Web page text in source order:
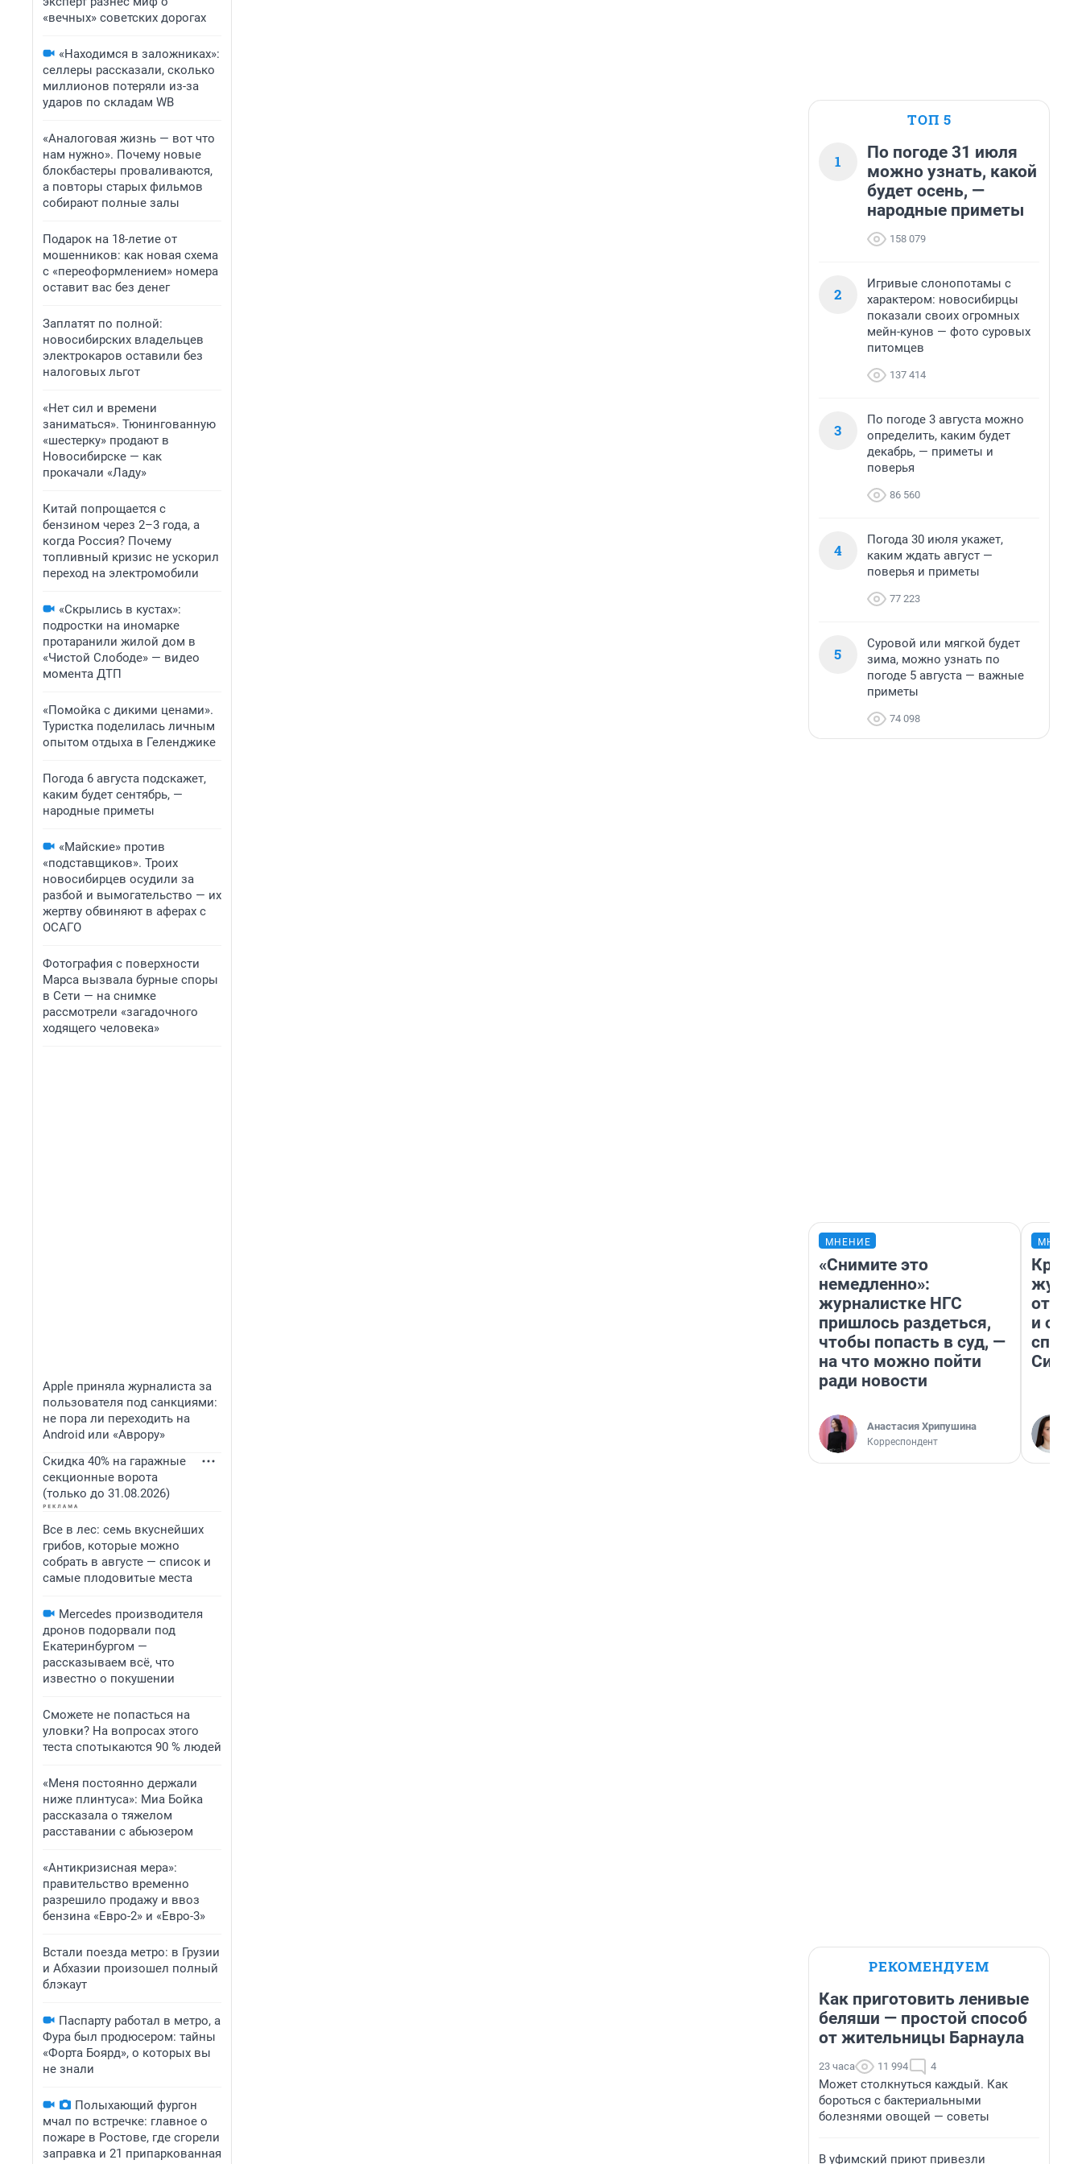
«вечных» советских дорогах
«Находимся в заложниках»:
селлеры рассказали, сколько
миллионов потеряли из-за
ударов по складам WB
«Аналоговая жизнь — вот что
нам нужно». Почему новые
блокбастеры проваливаются,
а повторы старых фильмов
собирают полные залы
Подарок на 18-летие от
мошенников: как новая схема
с «переоформлением» номера
оставит вас без денег
Заплатят по полной:
новосибирских владельцев
электрокаров оставили без
налоговых льгот
«Нет сил и времени
заниматься». Тюнингованную
«шестерку» продают в
Новосибирске — как
прокачали «Ладу»
Китай попрощается с
бензином через 2–3 года, а
когда Россия? Почему
топливный кризис не ускорил
переход на электромобили
«Скрылись в кустах»:
подростки на иномарке
протаранили жилой дом в
«Чистой Слободе» — видео
момента ДТП
«Помойка с дикими ценами».
Туристка поделилась личным
опытом отдыха в Геленджике
Погода 6 августа подскажет,
каким будет сентябрь, —
народные приметы
«Майские» против
«подставщиков». Троих
новосибирцев осудили за
разбой и вымогательство — их
жертву обвиняют в аферах с
ОСАГО
Фотография с поверхности
Марса вызвала бурные споры
в Сети — на снимке
рассмотрели «загадочного
ходящего человека»
Apple приняла журналиста за
пользователя под санкциями:
не пора ли переходить на
Android или «Аврору»
Скидка 40% на гаражные
секционные ворота
(только до 31.08.2026)
Все в лес: семь вкуснейших
грибов, которые можно
собрать в августе — список и
самые плодовитые места
Mercedes производителя
дронов подорвали под
Екатеринбургом —
рассказываем всё, что
известно о покушении
Сможете не попасться на
уловки? На вопросах этого
теста спотыкаются 90 % людей
«Меня постоянно держали
ниже плинтуса»: Миа Бойка
рассказала о тяжелом
расставании с абьюзером
«Антикризисная мера»:
правительство временно
разрешило продажу и ввоз
бензина «Евро-2» и «Евро-3»
Встали поезда метро: в Грузии
и Абхазии произошел полный
блэкаут
Паспарту работал в метро, а
Фура был продюсером: тайны
«Форта Боярд», о которых вы
не знали
Полыхающий фургон
мчал по встречке: главное о
пожаре в Ростове, где сгорели
заправка и 21 припаркованная
ТОП 5
1
По погоде 31 июля
можно узнать, какой
будет осень, —
народные приметы
158 079
2
Игривые слонопотамы с
характером: новосибирцы
показали своих огромных
мейн-кунов — фото суровых
питомцев
137 414
3
По погоде 3 августа можно
определить, каким будет
декабрь, — приметы и
поверья
86 560
4
Погода 30 июля укажет,
каким ждать август —
поверья и приметы
77 223
5
Суровой или мягкой будет
зима, можно узнать по
погоде 5 августа — важные
приметы
74 098
МНЕНИЕ
«Снимите это
немедленно»:
журналистке НГС
пришлось раздеться,
чтобы попасть в суд, —
на что можно пойти
ради новости
Анастасия Хрипушина
Корреспондент
и
РЕКОМЕНДУЕМ
Как приготовить ленивые
беляши — простой способ
от жительницы Барнаула
23 часа 11 994 4
Может столкнуться каждый. Как
бороться с бактериальными
болезнями овощей — советы
В уфимский приют привезли